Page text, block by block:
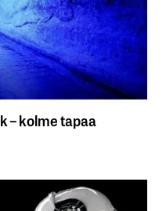
– kolme tapaa